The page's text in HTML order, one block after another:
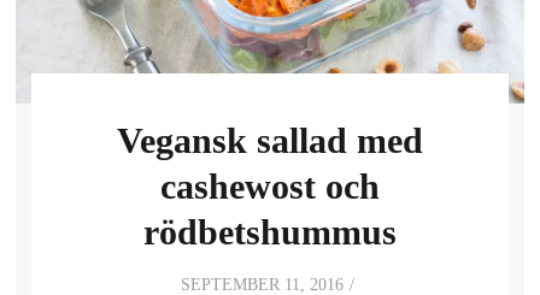
Vegansk sallad med
cashewost och
rödbetshummus
SEPTEMBER 11, 2016